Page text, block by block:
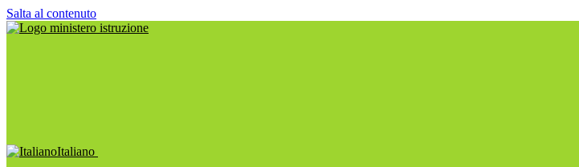
Salta al contenuto
Italiano